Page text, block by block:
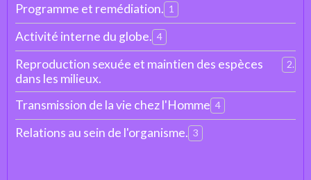
Programme et remédiation. 1
Activité interne du globe. 4
Reproduction sexuée et maintien des espèces
dans les milieux.
2
Transmission de la vie chez l'Homme 4
Relations au sein de l'organisme. 3